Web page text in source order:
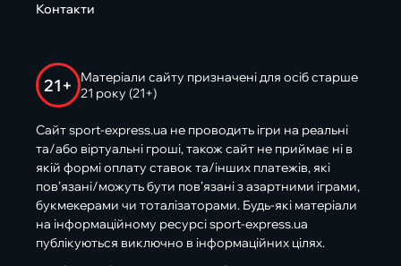
Контакти
21+
Матеріали сайту призначені для осіб старше
21 року (21+)
Сайт sport-express.ua не проводить ігри на реальні
та/або віртуальні гроші, також сайт не приймає ні в
якій формі оплату ставок та/інших платежів, які
пов’язані/можуть бути пов’язані з азартними іграми,
букмекерами чи тоталізаторами. Будь-які матеріали
на інформаційному ресурсі sport-express.ua
публікуються виключно в інформаційних цілях.